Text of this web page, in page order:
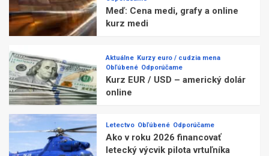
Meď: Cena medi, grafy a online
kurz medi
Aktuálne Kurzy euro / cudzia mena
Obľúbené Odporúčame
Kurz EUR / USD – americký dolár
online
Letectvo Obľúbené Odporúčame
Ako v roku 2026 financovať
letecký výcvik pilota vrtuľníka